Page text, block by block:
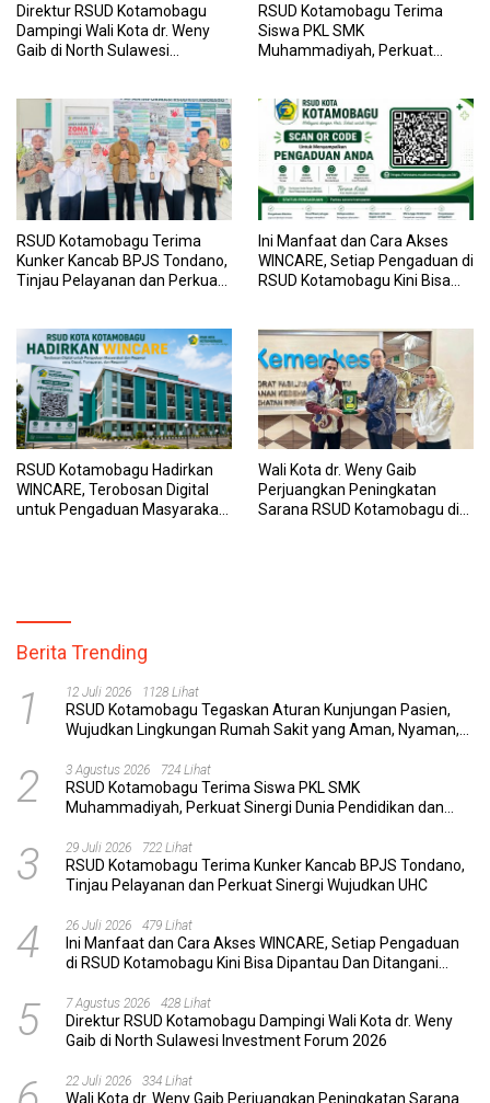
Direktur RSUD Kotamobagu
Dampingi Wali Kota dr. Weny
Gaib di North Sulawesi
RSUD Kotamobagu Terima
Siswa PKL SMK
Muhammadiyah, Perkuat
RSUD Kotamobagu Terima
Kunker Kancab BPJS Tondano,
Tinjau Pelayanan dan Perkuat
Ini Manfaat dan Cara Akses
WINCARE, Setiap Pengaduan di
RSUD Kotamobagu Kini Bisa
RSUD Kotamobagu Hadirkan
WINCARE, Terobosan Digital
untuk Pengaduan Masyarakat
Wali Kota dr. Weny Gaib
Perjuangkan Peningkatan
Sarana RSUD Kotamobagu di
Berita Trending
1 12 Juli 2026 1128 Lihat
RSUD Kotamobagu Tegaskan Aturan Kunjungan Pasien,
Wujudkan Lingkungan Rumah Sakit yang Aman, Nyaman,
2 3 Agustus 2026 724 Lihat
RSUD Kotamobagu Terima Siswa PKL SMK
Muhammadiyah, Perkuat Sinergi Dunia Pendidikan dan
3 29 Juli 2026 722 Lihat
RSUD Kotamobagu Terima Kunker Kancab BPJS Tondano,
Tinjau Pelayanan dan Perkuat Sinergi Wujudkan UHC
4 26 Juli 2026 479 Lihat
Ini Manfaat dan Cara Akses WINCARE, Setiap Pengaduan
di RSUD Kotamobagu Kini Bisa Dipantau Dan Ditangani
5 7 Agustus 2026 428 Lihat
Direktur RSUD Kotamobagu Dampingi Wali Kota dr. Weny
Gaib di North Sulawesi Investment Forum 2026
22 Juli 2026 334 Lihat
Wali Kota dr. Weny Gaib Perjuangkan Peningkatan Sarana